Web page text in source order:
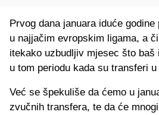
Prvog dana januara iduće
u najjačim evropskim ligama, a
itekako uzbudljiv mjesec što baš
u tom periodu kada su transferi u
Već se špekuliše da ćemo u
zvučnih transfera, te da će